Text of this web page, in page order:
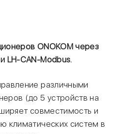
ONOKOM через
LH-CAN-Modbus.
различными
(до 5 устройств на
совместимость и
климатических систем в